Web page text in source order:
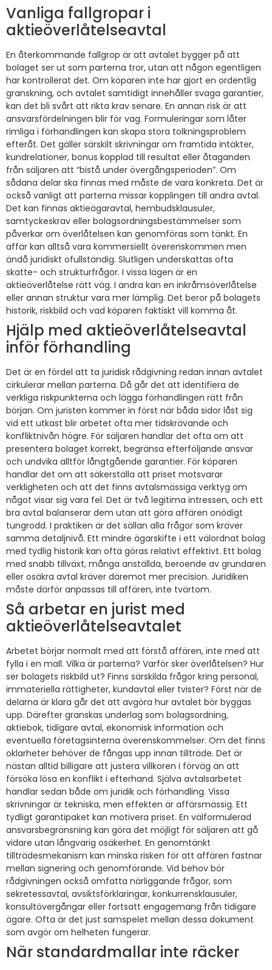
Vanliga fallgropar i
aktieöverlåtelseavtal
En återkommande fallgrop är att avtalet bygger på att
bolaget ser ut som parterna tror, utan att någon egentligen
har kontrollerat det. Om köparen inte har gjort en ordentlig
granskning, och avtalet samtidigt innehåller svaga garantier,
kan det bli svårt att rikta krav senare. En annan risk är att
ansvarsfördelningen blir för vag. Formuleringar som låter
rimliga i förhandlingen kan skapa stora tolkningsproblem
efteråt. Det gäller särskilt skrivningar om framtida intäkter,
kundrelationer, bonus kopplad till resultat eller åtaganden
från säljaren att “bistå under övergångsperioden”. Om
sådana delar ska finnas med måste de vara konkreta. Det är
också vanligt att parterna missar kopplingen till andra avtal.
Det kan finnas aktieägaravtal, hembudsklausuler,
samtyckeskrav eller bolagsordningsbestämmelser som
påverkar om överlåtelsen kan genomföras som tänkt. En
affär kan alltså vara kommersiellt överenskommen men
ändå juridiskt ofullständig. Slutligen underskattas ofta
skatte- och strukturfrågor. I vissa lägen är en
aktieöverlåtelse rätt väg. I andra kan en inkråmsöverlåtelse
eller annan struktur vara mer lämplig. Det beror på bolagets
historik, riskbild och vad köparen faktiskt vill komma åt.
Hjälp med aktieöverlåtelseavtal
inför förhandling
Det är en fördel att ta juridisk rådgivning redan innan avtalet
cirkulerar mellan parterna. Då går det att identifiera de
verkliga riskpunkterna och lägga förhandlingen rätt från
början. Om juristen kommer in först när båda sidor låst sig
vid ett utkast blir arbetet ofta mer tidskrävande och
konfliktnivån högre. För säljaren handlar det ofta om att
presentera bolaget korrekt, begränsa efterföljande ansvar
och undvika alltför långtgående garantier. För köparen
handlar det om att säkerställa att priset motsvarar
verkligheten och att det finns avtalsmässiga verktyg om
något visar sig vara fel. Det är två legitima intressen, och ett
bra avtal balanserar dem utan att göra affären onödigt
tungrodd. I praktiken är det sällan alla frågor som kräver
samma detaljnivå. Ett mindre ägarskifte i ett välordnat bolag
med tydlig historik kan ofta göras relativt effektivt. Ett bolag
med snabb tillväxt, många anställda, beroende av grundaren
eller osäkra avtal kräver däremot mer precision. Juridiken
måste därför anpassas till affären, inte tvärtom.
Så arbetar en jurist med
aktieöverlåtelseavtalet
Arbetet börjar normalt med att förstå affären, inte med att
fylla i en mall. Vilka är parterna? Varför sker överlåtelsen? Hur
ser bolagets riskbild ut? Finns särskilda frågor kring personal,
immateriella rättigheter, kundavtal eller tvister? Först när de
delarna är klara går det att avgöra hur avtalet bör byggas
upp. Därefter granskas underlag som bolagsordning,
aktiebok, tidigare avtal, ekonomisk information och
eventuella företagsinterna överenskommelser. Om det finns
oklarheter behöver de fångas upp innan tillträde. Det är
nästan alltid billigare att justera villkoren i förväg än att
försöka lösa en konflikt i efterhand. Själva avtalsarbetet
handlar sedan både om juridik och förhandling. Vissa
skrivningar är tekniska, men effekten är affärsmässig. Ett
tydligt garantipaket kan motivera priset. En välformulerad
ansvarsbegränsning kan göra det möjligt för säljaren att gå
vidare utan långvarig osäkerhet. En genomtänkt
tillträdesmekanism kan minska risken för att affären fastnar
mellan signering och genomförande. Vid behov bör
rådgivningen också omfatta närliggande frågor, som
sekretessavtal, avsiktsförklaringar, konkurrensklausuler,
konsultövergångar eller fortsatt engagemang från tidigare
ägare. Ofta är det just samspelet mellan dessa dokument
som avgör om helheten fungerar.
När standardmallar inte räcker